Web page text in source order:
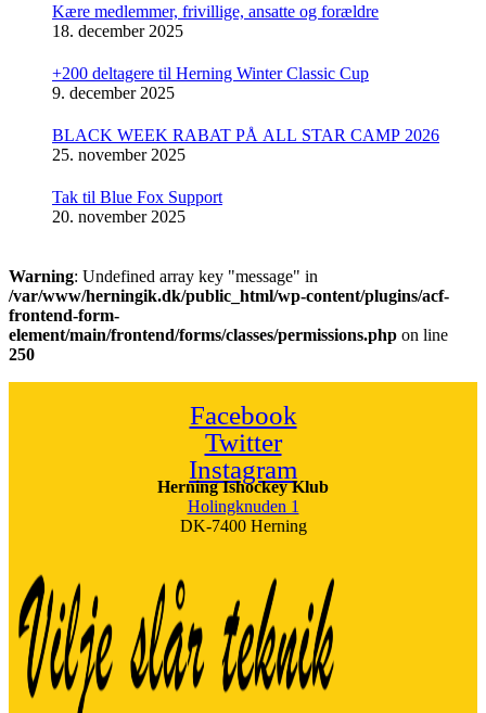
Kære medlemmer, frivillige, ansatte og forældre
18. december 2025
+200 deltagere til Herning Winter Classic Cup
9. december 2025
BLACK WEEK RABAT PÅ ALL STAR CAMP 2026
25. november 2025
Tak til Blue Fox Support
20. november 2025
Warning: Undefined array key "message" in
/var/www/herningik.dk/public_html/wp-content/plugins/acf-
frontend-form-
element/main/frontend/forms/classes/permissions.php on line
250
Facebook
Twitter
Instagram
Herning Ishockey Klub
Holingknuden 1
DK-7400 Herning